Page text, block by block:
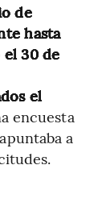
de
hasta
el 30 de
el
encuesta
a